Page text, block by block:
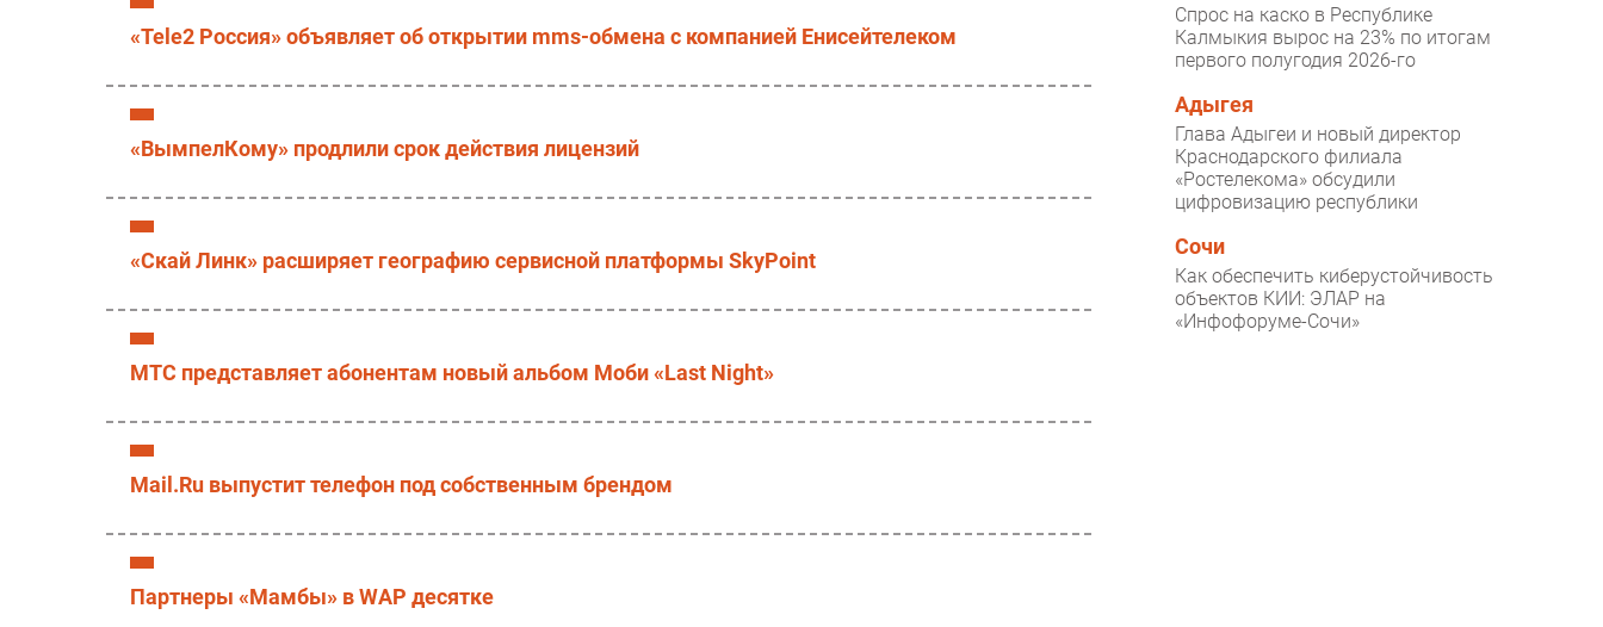
«Tele2 Россия» объявляет об открытии mms-обмена с компанией Енисейтелеком
«ВымпелКому» продлили срок действия лицензий
«Скай Линк» расширяет географию сервисной платформы SkyPoint
МТС представляет абонентам новый альбом Моби «Last Night»
Mail.Ru выпустит телефон под собственным брендом
Партнеры «Мамбы» в WAP десятке
Спрос на каско в Республике
Калмыкия вырос на 23% по итогам
первого полугодия 2026-го
Адыгея
Глава Адыгеи и новый директор
Краснодарского филиала
«Ростелекома» обсудили
цифровизацию республики
Сочи
Как обеспечить киберустойчивость
объектов КИИ: ЭЛАР на
«Инфофоруме-Сочи»